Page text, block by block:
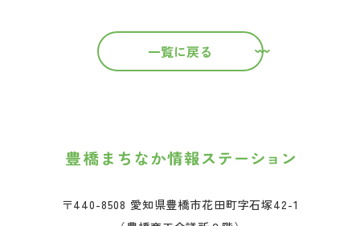
一覧に戻る
〒440-8508 愛知県豊橋市花田町字石塚42-1